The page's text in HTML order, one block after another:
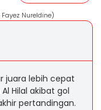
Nureldine)
juara lebih cepat
Hilal akibat gol
pertandingan.